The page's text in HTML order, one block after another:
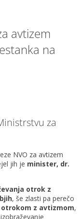
avtizem
na
za
NVO za avtizem
jih je minister, dr.
otrok z
, še zlasti pa perečo
z avtizmom,